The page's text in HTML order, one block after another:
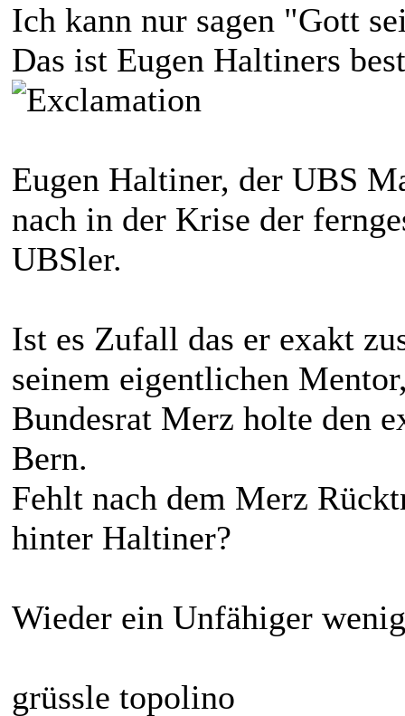
Ich kann nur sagen "Gott
Das ist Eugen Haltiners
Eugen Haltiner, der UBS
nach in der Krise der
UBSler.
Ist es Zufall das er exakt
seinem eigentlichen
Bundesrat Merz holte den
Bern.
Fehlt nach dem Merz
hinter Haltiner?
Wieder ein Unfähiger
grüssle topolino